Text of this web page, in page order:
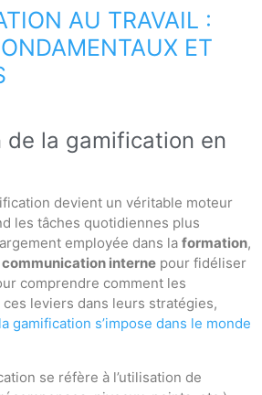
AU TRAVAIL :
ET
de la gamification en
devient un véritable moteur
les tâches quotidiennes plus
employée dans la formation,
communication interne pour fidéliser
comprendre comment les
leviers dans leurs stratégies,
la gamification s’impose dans le monde
se réfère à l’utilisation de